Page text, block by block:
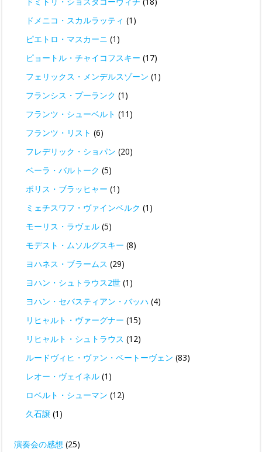
ドメニコ・スカルラッティ (1)
ピエトロ・マスカーニ (1)
ピョートル・チャイコフスキー (17)
フェリックス・メンデルスゾーン (1)
フランシス・プーランク (1)
フランツ・シューベルト (11)
フランツ・リスト (6)
フレデリック・ショパン (20)
ベーラ・バルトーク (5)
ボリス・ブラッヒャー (1)
ミェチスワフ・ヴァインベルク (1)
モーリス・ラヴェル (5)
モデスト・ムソルグスキー (8)
ヨハネス・ブラームス (29)
ヨハン・シュトラウス2世 (1)
ヨハン・セバスティアン・バッハ (4)
リヒャルト・ヴァーグナー (15)
リヒャルト・シュトラウス (12)
ルードヴィヒ・ヴァン・ベートーヴェン (83)
レオー・ヴェイネル (1)
ロベルト・シューマン (12)
久石譲 (1)
演奏会の感想 (25)